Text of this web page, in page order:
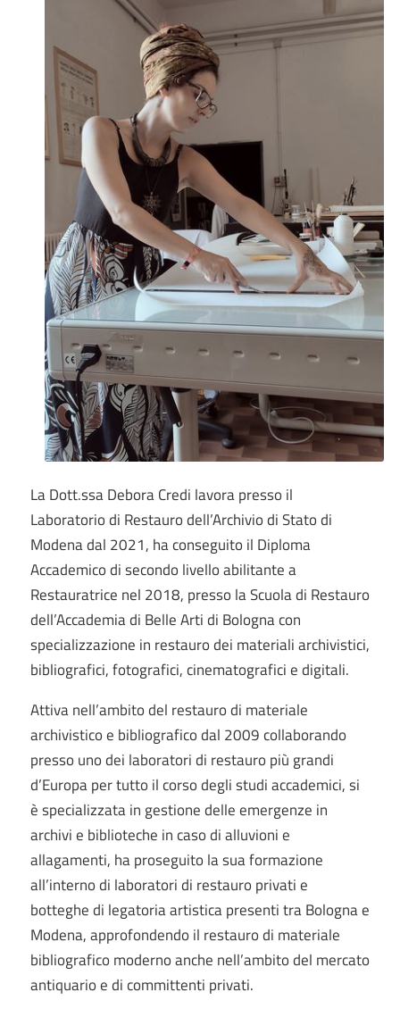
La Dott.ssa Debora Credi lavora presso il
Laboratorio di Restauro dell’Archivio di Stato di
Modena dal 2021, ha conseguito il Diploma
Accademico di secondo livello abilitante a
Restauratrice nel 2018, presso la Scuola di Restauro
dell’Accademia di Belle Arti di Bologna con
specializzazione in restauro dei materiali archivistici,
bibliografici, fotografici, cinematografici e digitali.
Attiva nell’ambito del restauro di materiale
archivistico e bibliografico dal 2009 collaborando
presso uno dei laboratori di restauro più grandi
d’Europa per tutto il corso degli studi accademici, si
è specializzata in gestione delle emergenze in
archivi e biblioteche in caso di alluvioni e
allagamenti, ha proseguito la sua formazione
all’interno di laboratori di restauro privati e
botteghe di legatoria artistica presenti tra Bologna e
Modena, approfondendo il restauro di materiale
bibliografico moderno anche nell’ambito del mercato
antiquario e di committenti privati.